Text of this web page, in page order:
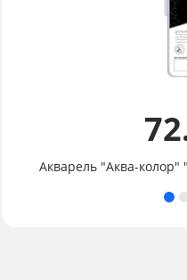
Акварель "Аква-колор"